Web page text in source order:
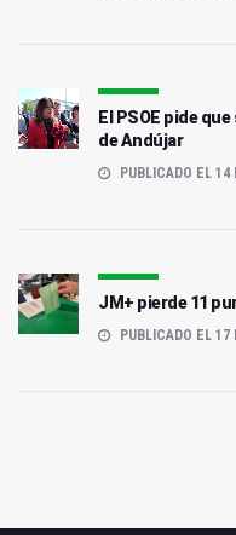
El PSOE pide
de Andújar
PUBLICADO EL 14
JM+ pierde 11
PUBLICADO EL 17